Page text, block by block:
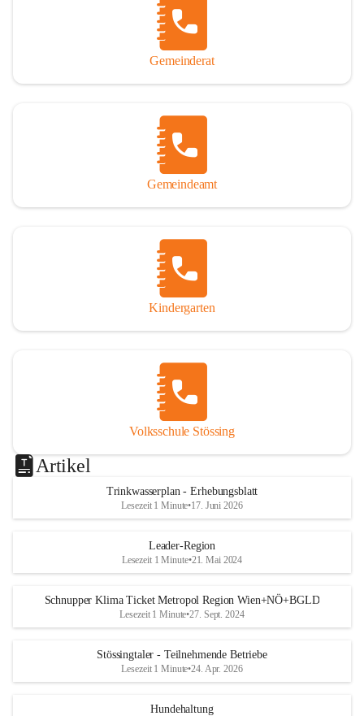
Gemeinderat
Gemeindeamt
Kindergarten
Volksschule Stössing
Artikel
Trinkwasserplan - Erhebungsblatt
Lesezeit 1 Minute•17. Juni 2026
Leader-Region
Lesezeit 1 Minute•21. Mai 2024
Schnupper Klima Ticket Metropol Region Wien+NÖ+BGLD
Lesezeit 1 Minute•27. Sept. 2024
Stössingtaler - Teilnehmende Betriebe
Lesezeit 1 Minute•24. Apr. 2026
Hundehaltung